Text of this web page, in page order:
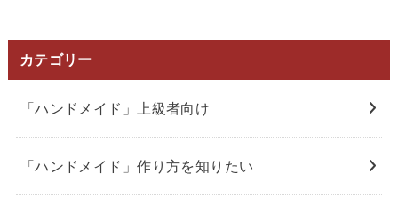
カテゴリー
「ハンドメイド」上級者向け
「ハンドメイド」作り方を知りたい